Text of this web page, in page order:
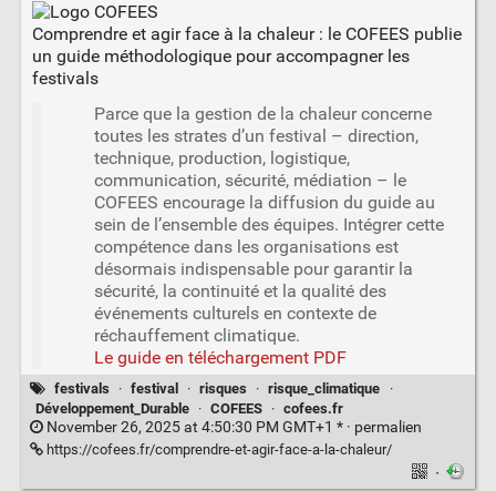
Comprendre et agir face à la chaleur : le COFEES publie
un guide méthodologique pour accompagner les
festivals
Parce que la gestion de la chaleur concerne
toutes les strates d’un festival – direction,
technique, production, logistique,
communication, sécurité, médiation – le
COFEES encourage la diffusion du guide au
sein de l’ensemble des équipes. Intégrer cette
compétence dans les organisations est
désormais indispensable pour garantir la
sécurité, la continuité et la qualité des
événements culturels en contexte de
réchauffement climatique.
Le guide en téléchargement PDF
festivals · festival · risques · risque_climatique
·
Développement_Durable
· COFEES · cofees.fr
November 26, 2025 at 4:50:30 PM GMT+1 * · permalien
https://cofees.fr/comprendre-et-agir-face-a-la-chaleur/
·